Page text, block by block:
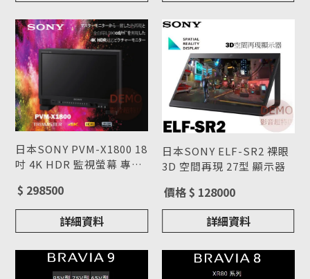
日本SONY PVM-X1800 18
吋 4K HDR 監視螢幕 專業
$ 298500
詳細資料
日本SONY ELF-SR2 裸眼
3D 空間再現 27型 顯示器
價格 $ 128000
詳細資料